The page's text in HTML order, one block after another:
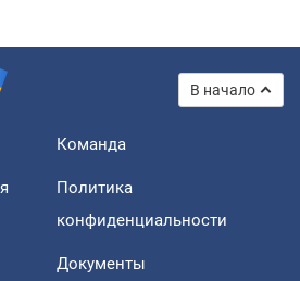
В начало
Команда
Политика
конфиденциальности
Документы